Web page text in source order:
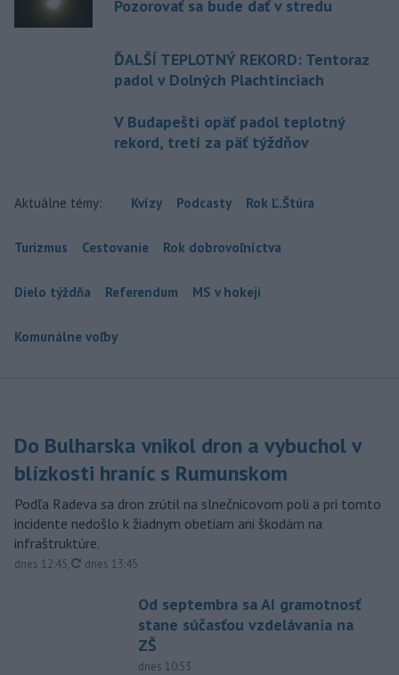
Pozorovať sa bude dať v stredu
ĎALŠÍ TEPLOTNÝ REKORD: Tentoraz
padol v Dolných Plachtinciach
V Budapešti opäť padol teplotný
rekord, tretí za päť týždňov
Aktuálne témy: Kvízy Podcasty Rok Ľ.Štúra
Turizmus Cestovanie Rok dobrovoľníctva
Dielo týždňa Referendum MS v hokeji
Komunálne voľby
Do Bulharska vnikol dron a vybuchol v
blízkosti hraníc s Rumunskom
Podľa Radeva sa dron zrútil na slnečnicovom poli a pri tomto
incidente nedošlo k žiadnym obetiam ani škodám na
infraštruktúre.
dnes 12:45, aktualizované
dnes 13:45
Od septembra sa AI gramotnosť
stane súčasťou vzdelávania na
ZŠ
dnes 10:53